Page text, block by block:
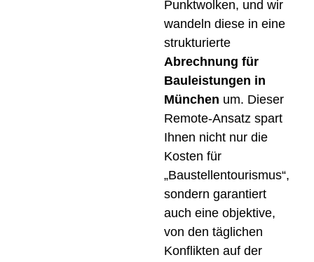
Punktwolken, und wir
wandeln diese in eine
strukturierte
Abrechnung für
Bauleistungen in
München um. Dieser
Remote-Ansatz spart
Ihnen nicht nur die
Kosten für
„Baustellentourismus“,
sondern garantiert
auch eine objektive,
von den täglichen
Konflikten auf der